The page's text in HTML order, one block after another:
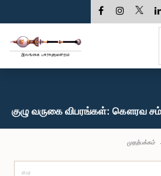
குழு வருகை விபரங்கள்: கௌரவ
முதற்பக்கம்
குழு